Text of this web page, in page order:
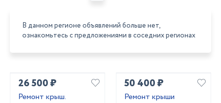
В данном регионе объявлений больше нет,
ознакомьтесь с предложениями в соседних регионах
26 500 ₽
Ремонт крыш.
50 400 ₽
Ремонт крыши